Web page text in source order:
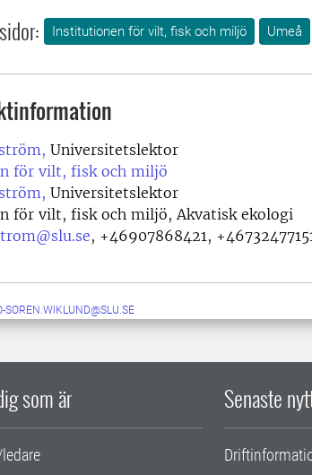
Institutionen för vilt, fisk och miljö Umeå
Universitetslektor
för vilt, fisk och miljö
Universitetslektor
för vilt, fisk och miljö, Akvatisk ekologi
, +46907868421,
SOREN.WIKLUND@SLU.SE
som är Senaste